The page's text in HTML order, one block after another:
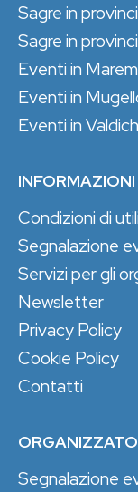
Sagre in
Sagre in
Eventi in
Eventi in
Eventi in
INFORMAZIONI
Condizioni di
Segnalazione
Servizi per gli
Newsletter
Privacy Policy
Cookie Policy
Contatti
Segnalazione